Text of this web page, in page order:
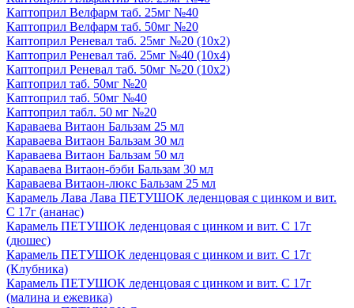
Каптоприл Велфарм таб. 25мг №40
Каптоприл Велфарм таб. 50мг №20
Каптоприл Реневал таб. 25мг №20 (10х2)
Каптоприл Реневал таб. 25мг №40 (10х4)
Каптоприл Реневал таб. 50мг №20 (10х2)
Каптоприл таб. 50мг №20
Каптоприл таб. 50мг №40
Каптоприл табл. 50 мг №20
Караваева Витаон Бальзам 25 мл
Караваева Витаон Бальзам 30 мл
Караваева Витаон Бальзам 50 мл
Караваева Витаон-бэби Бальзам 30 мл
Караваева Витаон-люкс Бальзам 25 мл
Карамель Лава Лава ПЕТУШОК леденцовая с цинком и вит.
С 17г (ананас)
Карамель ПЕТУШОК леденцовая с цинком и вит. С 17г
(дюшес)
Карамель ПЕТУШОК леденцовая с цинком и вит. С 17г
(Клубника)
Карамель ПЕТУШОК леденцовая с цинком и вит. С 17г
(малина и ежевика)